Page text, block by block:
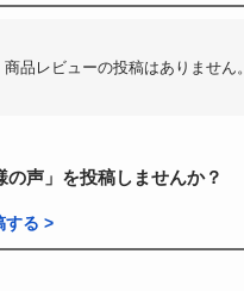
品レビューの投稿はありません。
の声」を投稿しませんか？
する >